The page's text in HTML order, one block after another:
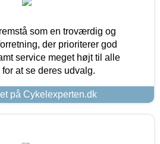
som en troværdig og
der prioriterer god
service meget højt til alle
at se deres udvalg.
på Cykelexperten.dk